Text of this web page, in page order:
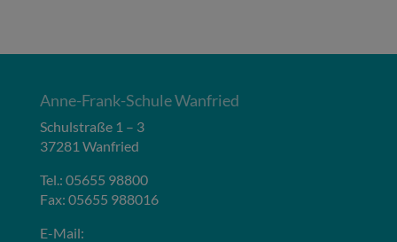
Anne-Frank-Schule Wanfried
Schulstraße 1 – 3
37281 Wanfried
Tel.: 05655 98800
Fax: 05655 988016
E-Mail: